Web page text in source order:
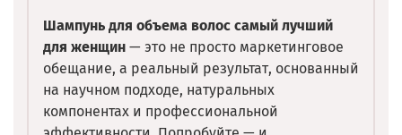
Шампунь для объема волос самый лучший
для женщин — это не просто маркетинговое
обещание, а реальный результат, основанный
на научном подходе, натуральных
компонентах и профессиональной